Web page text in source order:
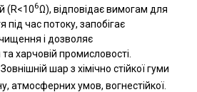
(R<106Ω), відповідає вимогам для
під час потоку, запобігає
і дозволяє
харчовій промисловості.
шар з хімічно стійкої гуми
атмосферних умов, вогнестійкої.